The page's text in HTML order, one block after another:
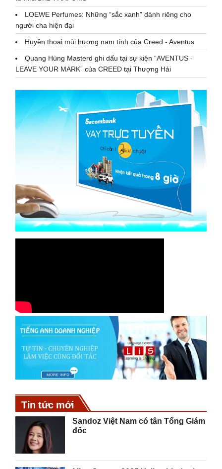
LOEWE Perfumes: Những “sắc xanh” dành riêng cho
người cha hiện đại
Huyền thoại mùi hương nam tính của Creed - Aventus
Quang Hùng Masterd ghi dấu tại sự kiện “AVENTUS -
LEAVE YOUR MARK” của CREED tại Thượng Hải
Tin tức mới
Sandoz Việt Nam có tân Tổng Giám
đốc